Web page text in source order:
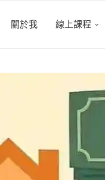
關於我 線上課程